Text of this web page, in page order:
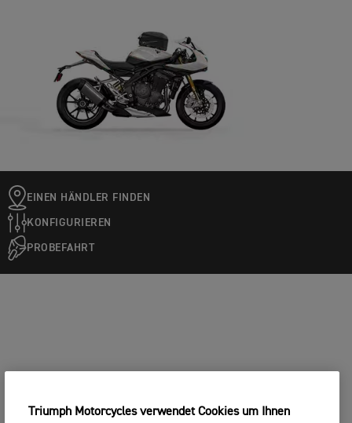
EINEN HÄNDLER FINDEN
KONFIGURIEREN
PROBEFAHRT
Triumph Motorcycles verwendet Cookies um Ihnen